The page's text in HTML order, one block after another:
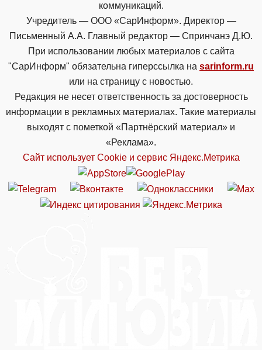
коммуникаций.
Учредитель — ООО «СарИнформ». Директор —
Письменный А.А. Главный редактор — Спринчанэ Д.Ю.
При использовании любых материалов с сайта
"СарИнформ" обязательна гиперссылка на sarinform.ru
или на страницу с новостью.
Редакция не несет ответственность за достоверность
информации в рекламных материалах. Такие материалы
выходят с пометкой «Партнёрский материал» и
«Реклама».
Сайт использует Cookie и сервиc Яндекс.Метрика